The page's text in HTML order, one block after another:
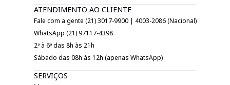
ATENDIMENTO AO CLIENTE
Fale com a gente (21) 3017-9900 | 4003-2086 (Nacional)
WhatsApp (21) 97117-4398
2ª à 6ª das 8h às 21h
Sábado das 08h às 12h (apenas WhatsApp)
SERVIÇOS